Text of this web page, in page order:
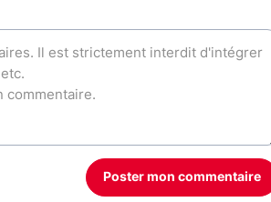
Poster mon commentaire